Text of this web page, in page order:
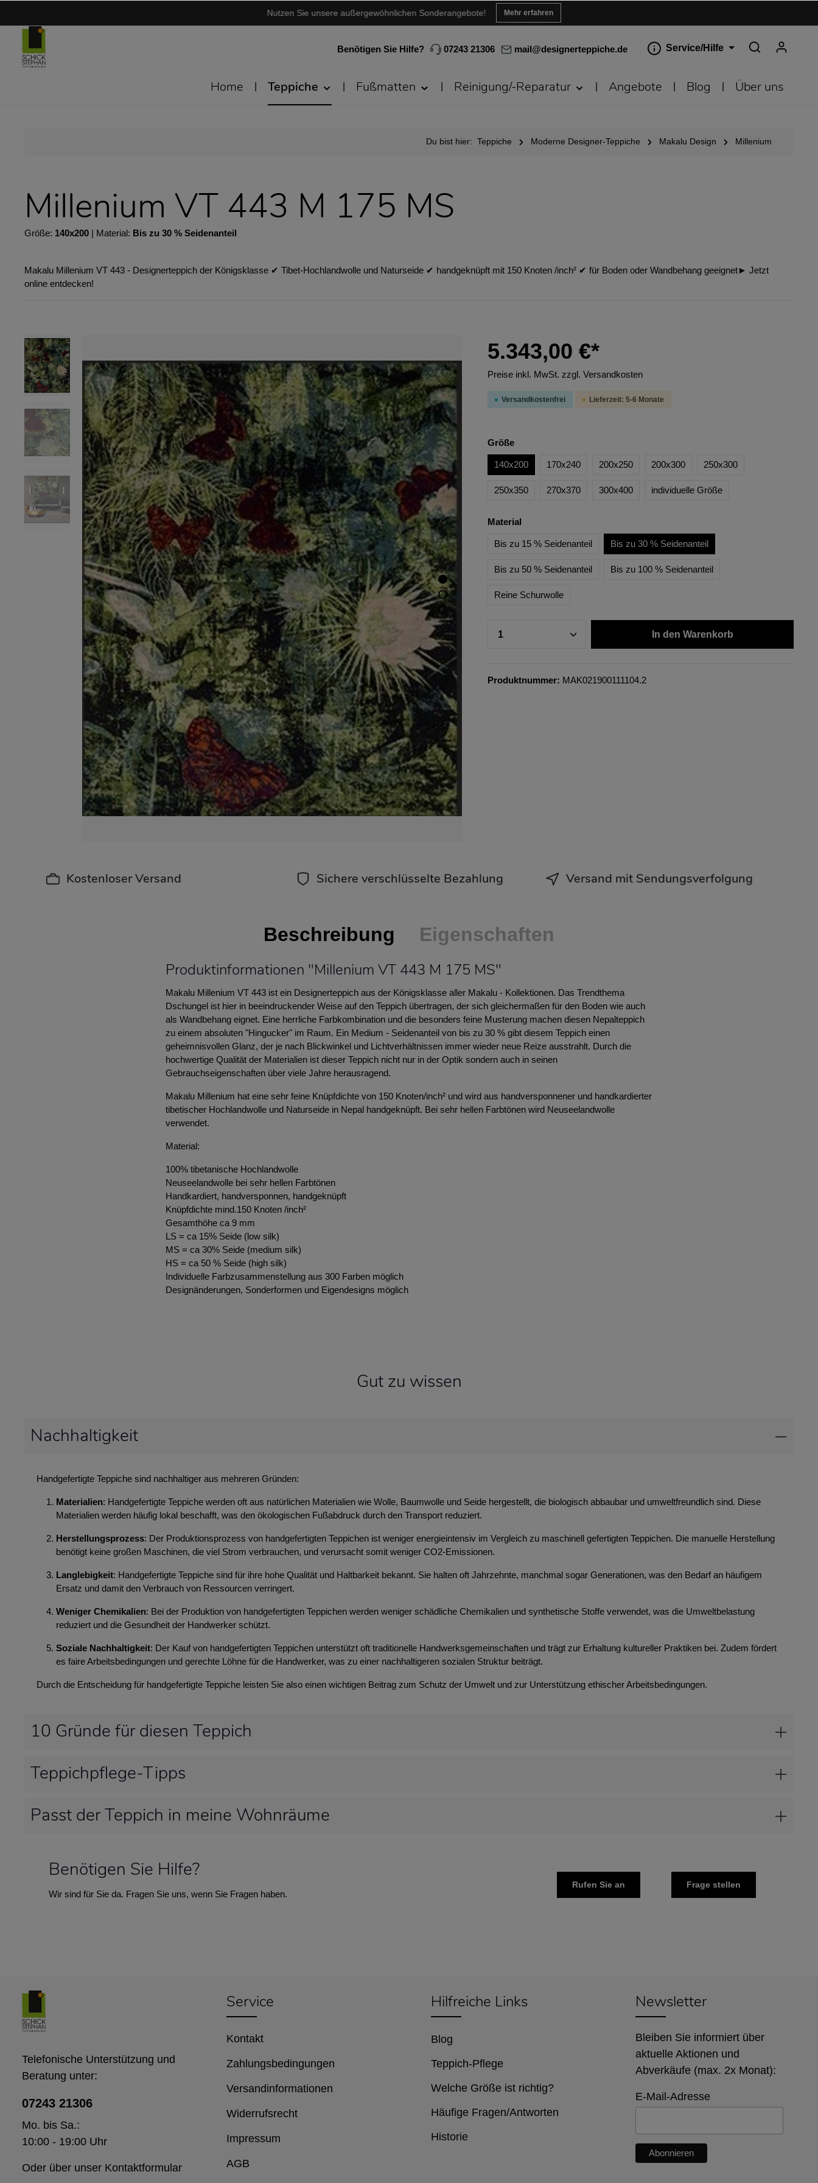
Nutzen Sie unsere außergewöhnlichen Sonderangebote! Mehr erfahren
Benötigen Sie Hilfe? 07243 21306 mail@designerteppiche.de Service/Hilfe
Home Teppiche Fußmatten Reinigung/-Reparatur Angebote Blog Über uns
Du bist hier: Teppiche Moderne Designer-Teppiche Makalu Design Millenium
Millenium VT 443 M 175 MS
Größe: 140x200 | Material: Bis zu 30 % Seidenanteil
Makalu Millenium VT 443 - Designerteppich der Königsklasse ✔︎ Tibet-Hochlandwolle und Naturseide ✔︎ handgeknüpft mit 150 Knoten /inch² ✔︎ für Boden oder Wandbehang geeignet► Jetzt
online entdecken!
5.343,00 €*
Preise inkl. MwSt. zzgl. Versandkosten
Versandkostenfrei Lieferzeit: 5-6 Monate
Größe
140x200 170x240 200x250 200x300 250x300
250x350 270x370 300x400 individuelle Größe
Material
Bis zu 15 % Seidenanteil Bis zu 30 % Seidenanteil
Bis zu 50 % Seidenanteil Bis zu 100 % Seidenanteil
Reine Schurwolle
In den Warenkorb
Produktnummer: MAK021900111104.2
Kostenloser Versand Sichere verschlüsselte Bezahlung Versand mit Sendungsverfolgung
Beschreibung Eigenschaften
Produktinformationen "Millenium VT 443 M 175 MS"
Makalu Millenium VT 443 ist ein Designerteppich aus der Königsklasse aller Makalu - Kollektionen. Das Trendthema
Dschungel ist hier in beeindruckender Weise auf den Teppich übertragen, der sich gleichermaßen für den Boden wie auch
als Wandbehang eignet. Eine herrliche Farbkombination und die besonders feine Musterung machen diesen Nepalteppich
zu einem absoluten "Hingucker" im Raum. Ein Medium - Seidenanteil von bis zu 30 % gibt diesem Teppich einen
geheimnisvollen Glanz, der je nach Blickwinkel und Lichtverhältnissen immer wieder neue Reize ausstrahlt. Durch die
hochwertige Qualität der Materialien ist dieser Teppich nicht nur in der Optik sondern auch in seinen
Gebrauchseigenschaften über viele Jahre herausragend.
Makalu Millenium hat eine sehr feine Knüpfdichte von 150 Knoten/inch² und wird aus handversponnener und handkardierter
tibetischer Hochlandwolle und Naturseide in Nepal handgeknüpft. Bei sehr hellen Farbtönen wird Neuseelandwolle
verwendet.
Material:
100% tibetanische Hochlandwolle
Neuseelandwolle bei sehr hellen Farbtönen
Handkardiert, handversponnen, handgeknüpft
Knüpfdichte mind.150 Knoten /inch²
Gesamthöhe ca 9 mm
LS = ca 15% Seide (low silk)
MS = ca 30% Seide (medium silk)
HS = ca 50 % Seide (high silk)
Individuelle Farbzusammenstellung aus 300 Farben möglich
Designänderungen, Sonderformen und Eigendesigns möglich
Gut zu wissen
Nachhaltigkeit
Handgefertigte Teppiche sind nachhaltiger aus mehreren Gründen:
Materialien: Handgefertigte Teppiche werden oft aus natürlichen Materialien wie Wolle, Baumwolle und Seide hergestellt, die biologisch abbaubar und umweltfreundlich sind. Diese
Materialien werden häufig lokal beschafft, was den ökologischen Fußabdruck durch den Transport reduziert.
Herstellungsprozess: Der Produktionsprozess von handgefertigten Teppichen ist weniger energieintensiv im Vergleich zu maschinell gefertigten Teppichen. Die manuelle Herstellung
benötigt keine großen Maschinen, die viel Strom verbrauchen, und verursacht somit weniger CO2-Emissionen.
Langlebigkeit: Handgefertigte Teppiche sind für ihre hohe Qualität und Haltbarkeit bekannt. Sie halten oft Jahrzehnte, manchmal sogar Generationen, was den Bedarf an häufigem
Ersatz und damit den Verbrauch von Ressourcen verringert.
Weniger Chemikalien: Bei der Produktion von handgefertigten Teppichen werden weniger schädliche Chemikalien und synthetische Stoffe verwendet, was die Umweltbelastung
reduziert und die Gesundheit der Handwerker schützt.
Soziale Nachhaltigkeit: Der Kauf von handgefertigten Teppichen unterstützt oft traditionelle Handwerksgemeinschaften und trägt zur Erhaltung kultureller Praktiken bei. Zudem fördert
es faire Arbeitsbedingungen und gerechte Löhne für die Handwerker, was zu einer nachhaltigeren sozialen Struktur beiträgt.
Durch die Entscheidung für handgefertigte Teppiche leisten Sie also einen wichtigen Beitrag zum Schutz der Umwelt und zur Unterstützung ethischer Arbeitsbedingungen.
10 Gründe für diesen Teppich
Teppichpflege-Tipps
Passt der Teppich in meine Wohnräume
Benötigen Sie Hilfe?
Wir sind für Sie da. Fragen Sie uns, wenn Sie Fragen haben.
Rufen Sie an Frage stellen
Service
Kontakt
Zahlungsbedingungen
Versandinformationen
Widerrufsrecht
Impressum
AGB
Newsletter
Bleiben Sie informiert über
aktuelle Aktionen und
Abverkäufe (max. 2x Monat):
E-Mail-Adresse
Telefonische Unterstützung und
Beratung unter:
07243 21306
Mo. bis Sa.:
10:00 - 19:00 Uhr
Oder über unser Kontaktformular
Hilfreiche Links
Blog
Teppich-Pflege
Welche Größe ist richtig?
Häufige Fragen/Antworten
Historie